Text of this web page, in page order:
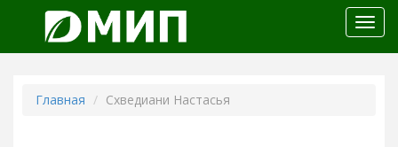
меню
Главная Схведиани Настасья